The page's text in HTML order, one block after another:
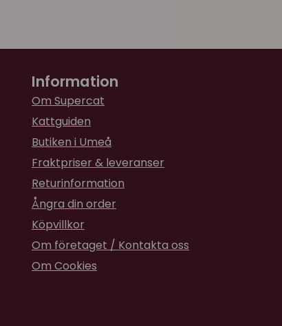
Information
Om Supercat
Kattguiden
Butiken i Umeå
Fraktpriser & leveranser
Returinformation
Ångra din order
Köpvillkor
Om företaget / Kontakta oss
Om Cookies